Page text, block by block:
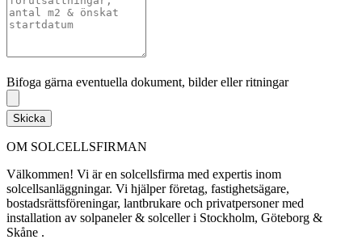
Bifoga gärna eventuella dokument, bilder eller ritningar
Skicka
OM SOLCELLSFIRMAN
Välkommen! Vi är en solcellsfirma med expertis inom
solcellsanläggningar. Vi hjälper företag, fastighetsägare,
bostadsrättsföreningar, lantbrukare och privatpersoner med
installation av solpaneler & solceller i Stockholm, Göteborg &
Skåne .